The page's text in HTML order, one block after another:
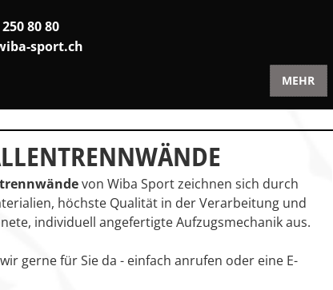
Turnen, Gymnastik, Ballett
Volleyball, Beachvolleyball
80 80
sport.ch
MEHR
von Wiba Sport zeichnen sich durch
höchste Qualität in der Verarbeitung und
individuell angefertigte Aufzugsmechanik aus.
gerne für Sie da - einfach anrufen oder eine E-